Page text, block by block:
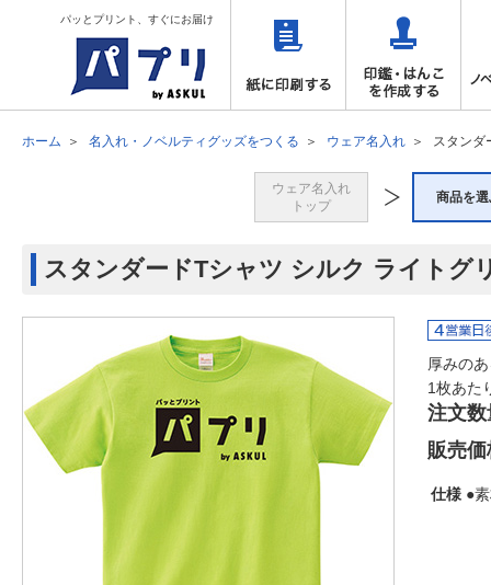
パッとプリント、すぐにお届け
ホーム 名入れ・ノベルティグッズをつくる ウェア名入れ スタンダ
ウェア名入れ
トップ
商品を
スタンダードTシャツ シルク ライトグ
厚みの
1枚あた
注文数
販売価
仕様 ●